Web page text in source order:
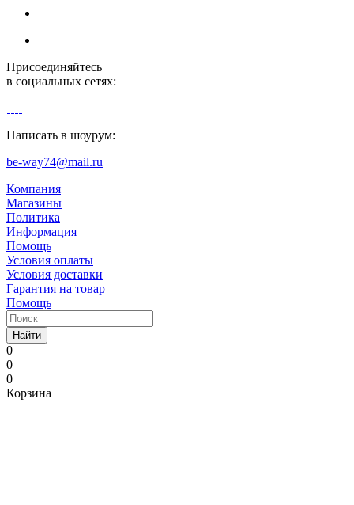
Присоединяйтесь
в социальных сетях:
Написать в шоурум:
be-way74@mail.ru
Компания
Магазины
Политика
Информация
Помощь
Условия оплаты
Условия доставки
Гарантия на товар
Помощь
Найти
0
0
0
Корзина